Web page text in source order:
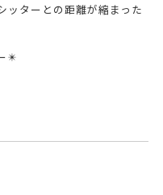
ッターとの距離が縮まった
✴️